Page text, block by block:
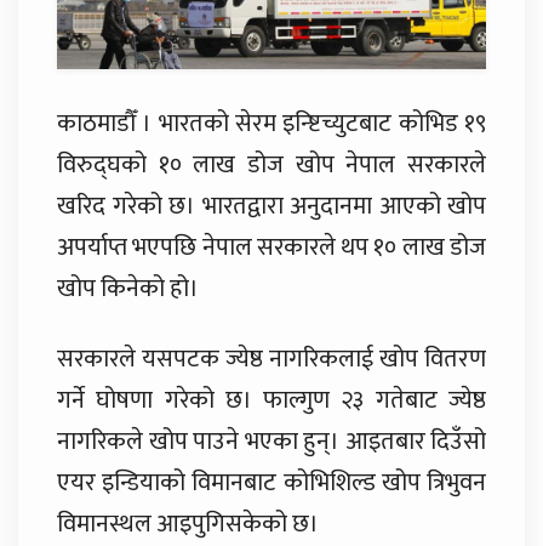
काठमाडौँ । भारतको सेरम इन्ष्टिच्युटबाट कोभिड १९
विरुद्घको १० लाख डोज खोप नेपाल सरकारले
खरिद गरेको छ। भारतद्वारा अनुदानमा आएको खोप
अपर्याप्त भएपछि नेपाल सरकारले थप १० लाख डोज
खोप किनेको हो।
सरकारले यसपटक ज्येष्ठ नागरिकलाई खोप वितरण
गर्ने घोषणा गरेको छ। फाल्गुण २३ गतेबाट ज्येष्ठ
नागरिकले खोप पाउने भएका हुन्। आइतबार दिउँसो
एयर इन्डियाको विमानबाट कोभिशिल्ड खोप त्रिभुवन
विमानस्थल आइपुगिसकेको छ।